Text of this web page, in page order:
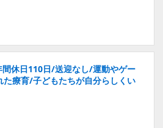
休日110日/送迎なし/運動やゲー
た療育/子どもたちが自分らしくい